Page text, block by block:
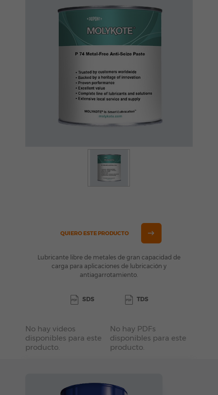
QUIERO ESTE PRODUCTO
Lubricante libre de metales de gran capacidad de
carga para aplicaciones de lubricación y
antiagarrotamiento.
SDS TDS
No hay videos
disponibles para este
producto.
No hay PDFs
disponibles para este
producto.